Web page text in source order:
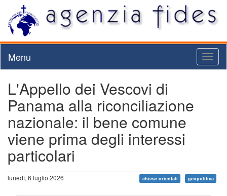
Menu
L'Appello dei Vescovi di
Panama alla riconciliazione
nazionale: il bene comune
viene prima degli interessi
particolari
lunedì, 6 luglio 2026 chiese orientali geopolitica